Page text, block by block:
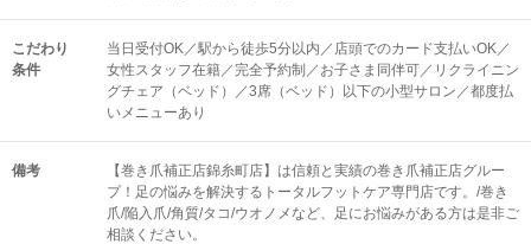
こだわり
条件
当日受付OK／駅から徒歩5分以内／店頭でのカード支払いOK／
女性スタッフ在籍／完全予約制／お子さま同伴可／リクライニン
グチェア（ベッド）／3席（ベッド）以下の小型サロン／都度払
いメニューあり
備考
【巻き爪補正店錦糸町店】は信頼と実績の巻き爪補正店グルー
プ！足の悩みを解決するトータルフットケア専門店です。/巻き
爪/陥入爪/角質/タコ/ウオノメなど、足にお悩みがある方は是非ご
相談ください。